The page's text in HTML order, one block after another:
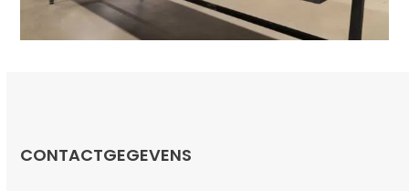
CONTACTGEGEVENS